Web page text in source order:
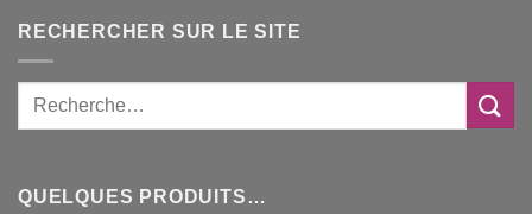
RECHERCHER SUR LE SITE
QUELQUES PRODUITS…